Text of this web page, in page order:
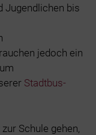
Jugendlichen bis
jedoch ein
Stadtbus-
Schule gehen,